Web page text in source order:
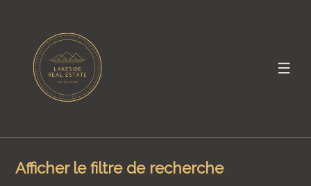
Afficher le filtre de recherche